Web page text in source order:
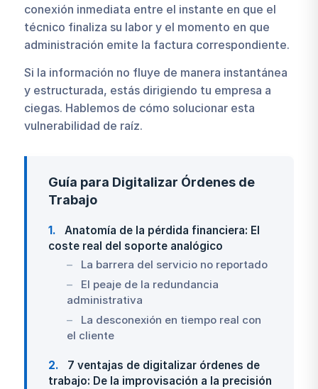
conexión inmediata entre el instante en que el
técnico finaliza su labor y el momento en que
administración emite la factura correspondiente.
Si la información no fluye de manera instantánea
y estructurada, estás dirigiendo tu empresa a
ciegas. Hablemos de cómo solucionar esta
vulnerabilidad de raíz.
Guía para Digitalizar Órdenes de
Trabajo
1
Anatomía de la pérdida financiera: El
coste real del soporte analógico
La barrera del servicio no reportado
El peaje de la redundancia
administrativa
La desconexión en tiempo real con
el cliente
2
7 ventajas de digitalizar órdenes de
trabajo: De la improvisación a la precisión